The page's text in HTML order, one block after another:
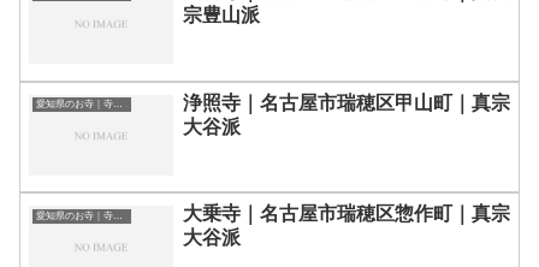
宗豊山派
愛知県のお寺｜寺院一覧
浄照寺｜名古屋市瑞穂区甲山町｜真宗
大谷派
愛知県のお寺｜寺院一覧
大乗寺｜名古屋市瑞穂区惣作町｜真宗
大谷派